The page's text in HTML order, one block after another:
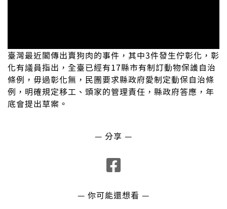
臺灣最近閣傳出賣狗肉的事件，其中3件發生佇彰化，彰
化有議員指出，全臺已經有17縣市有制訂動物保護自治
條例，毋過彰化無，民團要求縣政府愛制定動保自治條
例，明確規定移工、頭家的管理責任，縣政府答應，年
底會提出草案。
— 分享 —
— 你可能還想看 —